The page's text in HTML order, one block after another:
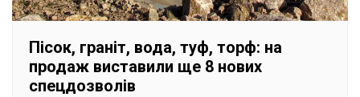
Пісок, граніт, вода, туф, торф: на
продаж виставили ще 8 нових
спецдозволів